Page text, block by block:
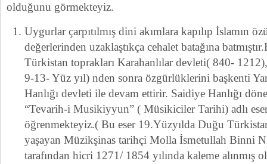
olduğunu görmekteyiz.
Uygurlar çarpıtılmış dini akımlara kapılıp İslamın
değerlerinden uzaklaştıkça cehalet batağına
Türkistan toprakları Karahanlılar devleti( 840-
9-13- Yüz yıl) nden sonra özgürlüklerini başkenti
Hanlığı devleti ile devam ettirir. Saidiye Hanlığı
“Tevarih-i Musikiyyun” ( Müsikiciler Tarihi) adlı
öğrenmekteyiz.( Bu eser 19.Yüzyılda Duğu
yaşayan Müzikşinas tarihçi Molla İsmetullah Binni
tarafından hicri 1271/ 1854 yılında kaleme alınmış